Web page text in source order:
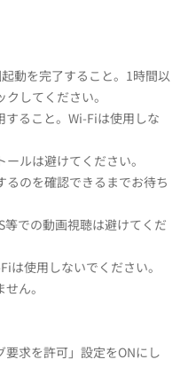
動を完了すること。1時間以
してください。
すること。Wi-Fiは使用しな
ルは避けてください。
るのを確認できるまでお待ち
等での動画視聴は避けてくだ
は使用しないでください。
ん。
求を許可」設定をONにし